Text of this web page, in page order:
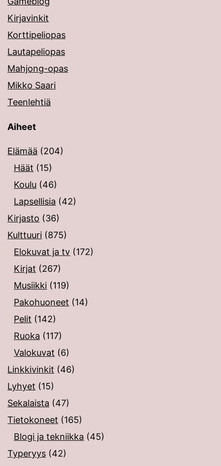
Kirjavinkit
Korttipeliopas
Lautapeliopas
Mahjong-opas
Mikko Saari
Teenlehtiä
Aiheet
Elämää (204)
Häät (15)
Koulu (46)
Lapsellisia (42)
Kirjasto (36)
Kulttuuri (875)
Elokuvat ja tv (172)
Kirjat (267)
Musiikki (119)
Pakohuoneet (14)
Pelit (142)
Ruoka (117)
Valokuvat (6)
Linkkivinkit (46)
Lyhyet (15)
Sekalaista (47)
Tietokoneet (165)
Blogi ja tekniikka (45)
Typeryys (42)